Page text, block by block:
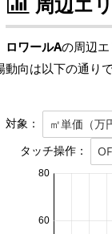
ロワールAの周辺
動向は以下の通りで
対象： ㎡単価（万
タッチ操作：
60
80